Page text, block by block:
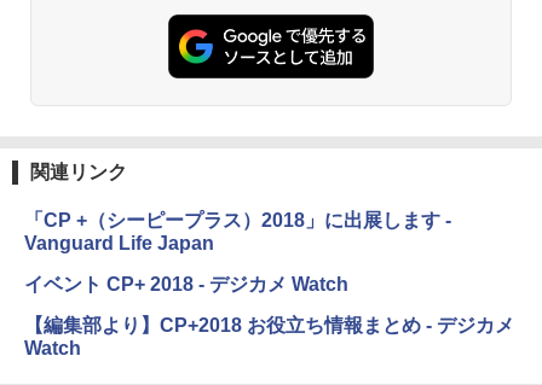
関連リンク
「CP +（シーピープラス）2018」に出展します -
Vanguard Life Japan
イベント CP+ 2018 - デジカメ Watch
【編集部より】CP+2018 お役立ち情報まとめ - デジカメ
Watch